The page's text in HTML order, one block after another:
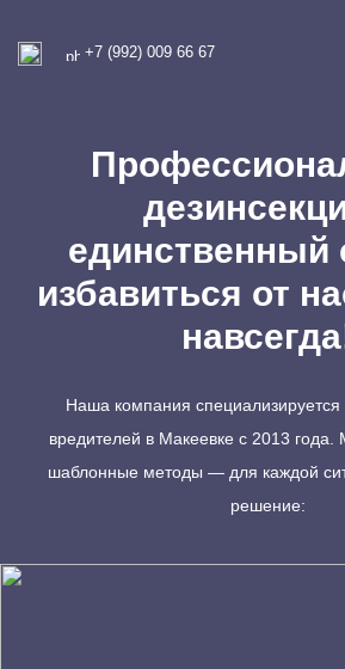
+7 (992) 009 66 67
единственный
избавиться от
Наша компания специализируется
вредителей в Макеевке с 2013
шаблонные методы — для каждой
решение: